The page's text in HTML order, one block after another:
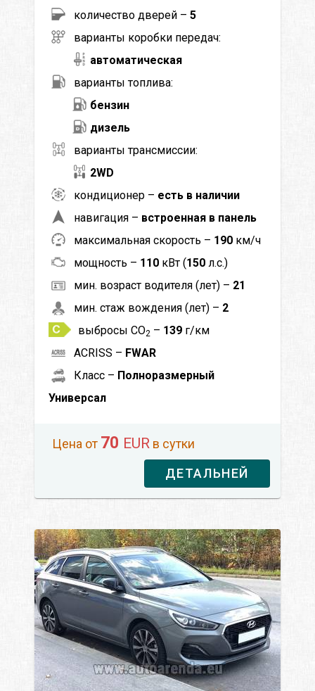
количество дверей – 5
варианты коробки передач:
автоматическая
варианты топлива:
бензин
дизель
варианты трансмиссии:
2WD
кондиционер – есть в наличии
навигация – встроенная в панель
максимальная скорость – 190 км/ч
мощность – 110 кВт (150 л.с.)
мин. возраст водителя (лет) – 21
мин. стаж вождения (лет) – 2
выбросы CO2 – 139 г/км
ACRISS – FWAR
Класс – Полноразмерный
Универсал
Цена от 70 EUR в сутки
ДЕТАЛЬНЕЙ